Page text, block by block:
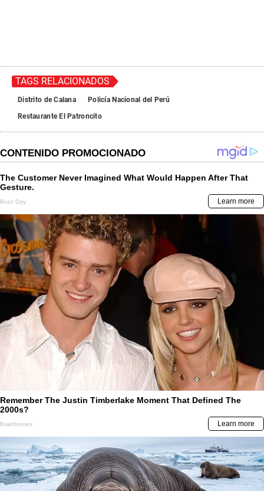
TAGS RELACIONADOS
Distrito de Calana
Policía Nacional del Perú
Restaurante El Patroncito